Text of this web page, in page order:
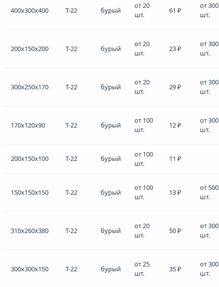
400x300x400 Т-22 бурый
от 20
шт.
61 ₽
от 300
шт.
200x150x200 Т-22 бурый
от 20
шт.
23 ₽
от 300
шт.
300x250x170 Т-22 бурый
от 20
шт.
29 ₽
от 300
шт.
170x120x90 Т-22 бурый
от 100
шт.
12 ₽
от 300
шт.
200x150x100 Т-22 бурый
от 100
шт.
11 ₽
150x150x150 Т-22 бурый
от 100
шт.
13 ₽
от 500
шт.
310x260x380 Т-22 бурый
от 20
шт.
50 ₽
от 300
шт.
300x300x150 Т-22 бурый
от 25
шт.
35 ₽
от 300
шт.